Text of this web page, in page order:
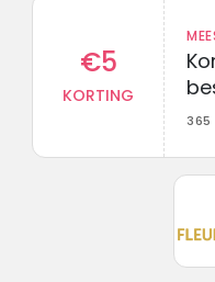
€5
KORTING
365